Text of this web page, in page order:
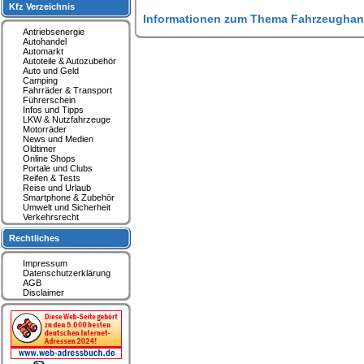
Informationen zum Thema
Kfz Verzeichnis
Antriebsenergie
Autohandel
Automarkt
Autoteile & Autozubehör
Auto und Geld
Camping
Fahrräder & Transport
Führerschein
Infos und Tipps
LKW & Nutzfahrzeuge
Motorräder
News und Medien
Oldtimer
Online Shops
Portale und Clubs
Reifen & Tests
Reise und Urlaub
Smartphone & Zubehör
Umwelt und Sicherheit
Verkehrsrecht
Rechtliches
Impressum
Datenschutzerklärung
AGB
Disclaimer